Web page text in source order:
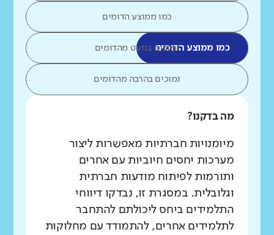
כמו ממוצע הדומים
כמו ממוצע הדומיםנמוכים במעט מהדומים
נמוכים בהרבה מהדומים
מה בדקנו?
מיומנויות חברתיות מאפשרות ליצור
מערכות יחסים חיוביות עם אחרים
ותורמות לפיתוח מודעות חברתית
וגלובלית. במסגרת זו, נבדקו דיווחי
התלמידים ביחס ליכולתם להתחבר
לתלמידים אחרים, להתמודד עם מחלוקות